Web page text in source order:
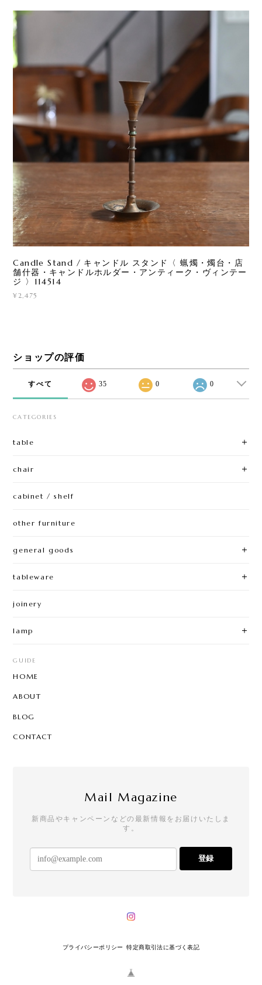
Candle Stand / キャンドル スタンド〈 蝋燭・燭台・店
舗什器・キャンドルホルダー・アンティーク・ヴィンテー
ジ 〉114514
¥2,475
ショップの評価
すべて 35 0 0
CATEGORIES
table
chair
cabinet / shelf
other furniture
general goods
tableware
joinery
lamp
GUIDE
HOME
ABOUT
BLOG
CONTACT
Mail Magazine
新商品やキャンペーンなどの最新情報をお届けいたしま
す。
登録
プライバシーポリシー 特定商取引法に基づく表記